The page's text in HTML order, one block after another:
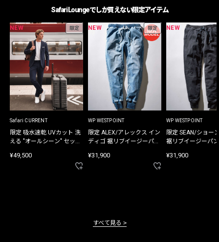
Safari Loungeでしか買えない限定アイテム
NEW 限定
Safari CURRENT
限定 吸水速乾 UVカット 洗
える "オールシーン" セット
¥49,500
NEW 限定
WP WESTPOINT
限定 ALEX/アレックス イン
ディゴ 裾リブイージーパン
¥31,900
NEW
WP WESTPOINT
限定 SEAN/ショー
裾リブイージーパ
¥31,900
すべて見る